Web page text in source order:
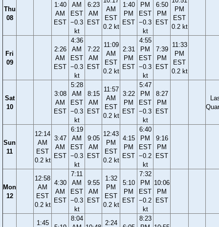
Thu
08
1:40
AM
EST
AM
EST
−0.3
kt
6:23
AM
EST
AM
EST
0.2 kt
1:40
PM
EST
PM
EST
−0.3
kt
6:50
PM
EST
PM
EST
0.2 kt
Fri
09
2:26
AM
EST
4:36
AM
EST
−0.3
kt
7:22
AM
EST
11:09
AM
EST
0.2 kt
2:31
PM
EST
4:55
PM
EST
−0.3
kt
7:39
PM
EST
11:33
PM
EST
0.2 kt
Sat
10
3:08
AM
EST
5:28
AM
EST
−0.3
kt
8:15
AM
EST
11:57
AM
EST
0.2 kt
3:22
PM
EST
5:47
PM
EST
−0.3
kt
8:27
PM
EST
Sun
11
12:14
AM
EST
0.2 kt
3:47
AM
EST
6:19
AM
EST
−0.3
kt
9:05
AM
EST
12:43
PM
EST
0.2 kt
4:15
PM
EST
6:40
PM
EST
−0.2
kt
9:16
PM
EST
Mon
12
12:58
AM
EST
0.2 kt
4:30
AM
EST
7:11
AM
EST
−0.3
kt
9:55
AM
EST
1:32
PM
EST
0.2 kt
5:10
PM
EST
7:32
PM
EST
−0.2
kt
10:06
PM
EST
1:45
8:04
2:24
8:23